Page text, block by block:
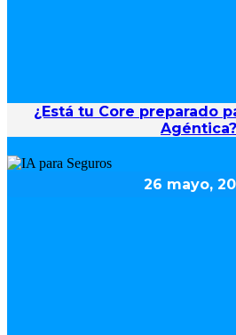
¿Está tu Core preparado
Agéntica?
26 mayo,